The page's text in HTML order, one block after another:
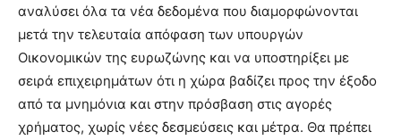
αναλύσει όλα τα νέα δεδομένα που διαμορφώνονται
μετά την τελευταία απόφαση των υπουργών
Οικονομικών της ευρωζώνης και να υποστηρίξει με
σειρά επιχειρημάτων ότι η χώρα βαδίζει προς την έξοδο
από τα μνημόνια και στην πρόσβαση στις αγορές
χρήματος, χωρίς νέες δεσμεύσεις και μέτρα. Θα πρέπει